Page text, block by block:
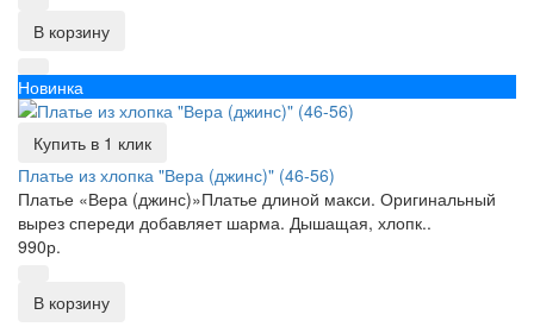
В корзину
Новинка
Купить в 1 клик
Платье из хлопка "Вера (джинс)" (46-56)
Платье «Вера (джинс)»Платье длиной макси. Оригинальный
вырез спереди добавляет шарма. Дышащая, хлопк..
990р.
В корзину